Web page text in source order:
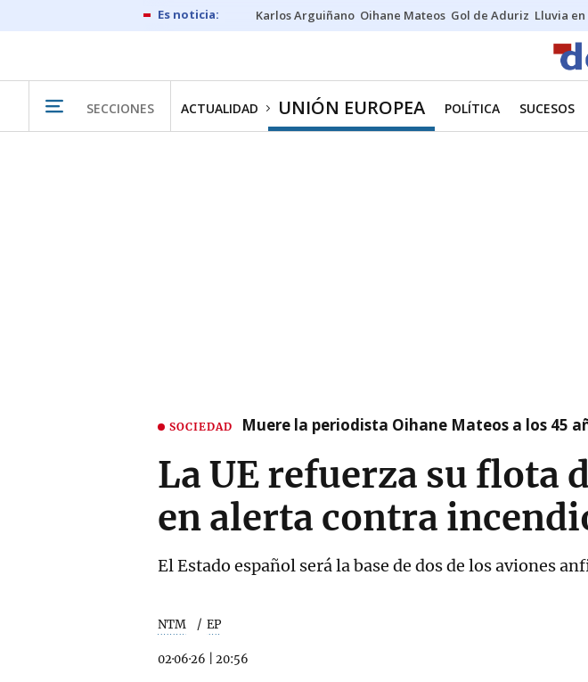
Karlos Arguiñano Oihane Mateos Gol de Aduriz Lluvia
SECCIONES ACTUALIDAD UNIÓN EUROPEA POLÍTICA SUCESOS
SOCIEDAD Muere la periodista Oihane Mateos a los 45
La UE refuerza su flota
en alerta contra
El Estado español será la base de dos de los aviones
NTM EP
02·06·26 20:56